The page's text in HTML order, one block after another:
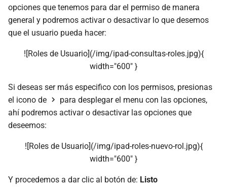
opciones que tenemos para dar el permiso de manera
general y podremos activar o desactivar lo que desemos
que el usuario pueda hacer:
![Roles de Usuario](/img/ipad-consultas-roles.jpg){
width="600" }
Si deseas ser más especifico con los permisos, presionas
el icono de
para desplegar el menu con las opciones,
ahí podremos activar o desactivar las opciones que
deseemos:
![Roles de Usuario](/img/ipad-roles-nuevo-rol.jpg){
width="600" }
Y procedemos a dar clic al botón de: Listo